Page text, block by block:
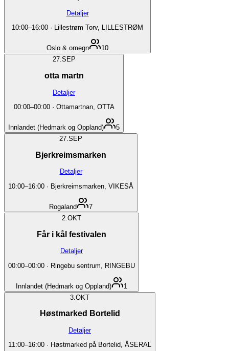
Detaljer
10:00–16:00 · Lillestrøm Torv, LILLESTRØM
Oslo & omegn
10
27.SEP
otta martn
Detaljer
00:00–00:00· Ottamartnan, OTTA
Innlandet (Hedmark og Oppland)
5
27.SEP
Bjerkreimsmarken
Detaljer
10:00–16:00 · Bjerkreimsmarken, VIKESÅ
Rogaland
7
2.OKT
Får i kål festivalen
Detaljer
00:00–00:00 · Ringebu sentrum, RINGEBU
Innlandet (Hedmark og Oppland)
1
3. OKT
Høstmarked Bortelid
Detaljer
11:00–16:00 · Høstmarked på Bortelid, ÅSERAL